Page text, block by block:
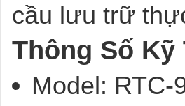
cầu lưu trữ
Thông Số Kỹ
Model: RTC-